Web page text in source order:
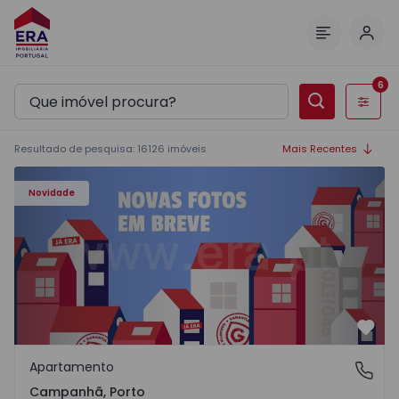
Filtros
6
Resultado de pesquisa: 16126 imóveis Mais Recentes
Novidade
Apartamento T3 Porto, Campanhã - 1575504 - 1
Campanhã, Porto
Apartamento
Campanhã, Porto